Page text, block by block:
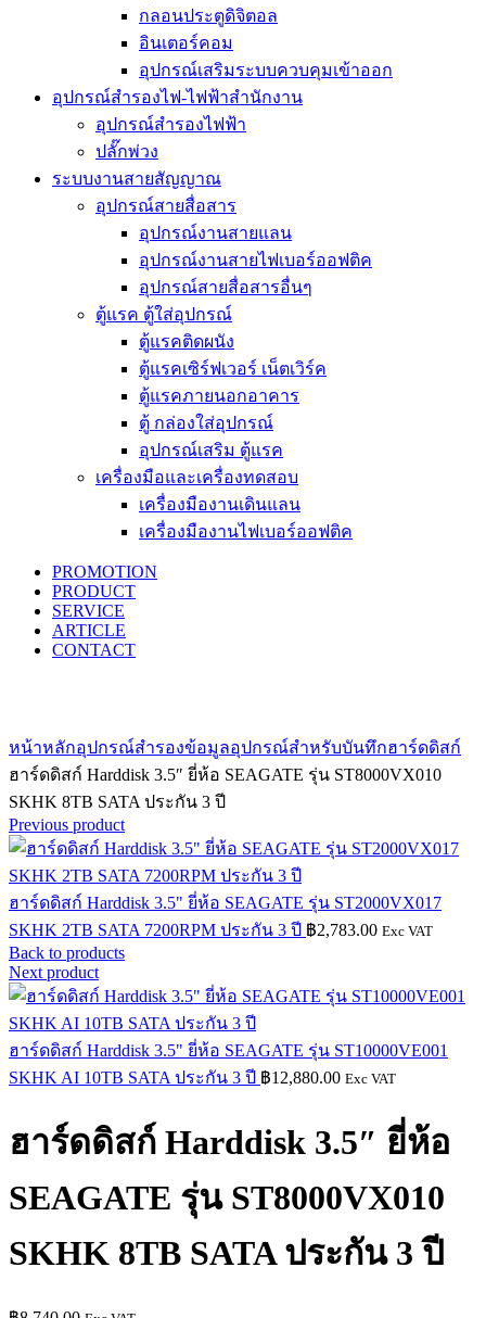
กลอนประตูดิจิตอล
อินเตอร์คอม
อุปกรณ์เสริมระบบควบคุมเข้าออก
อุปกรณ์สำรองไฟ-ไฟฟ้าสำนักงาน
อุปกรณ์สำรองไฟฟ้า
ปลั๊กพ่วง
ระบบงานสายสัญญาณ
อุปกรณ์สายสื่อสาร
อุปกรณ์งานสายแลน
อุปกรณ์งานสายไฟเบอร์ออฟติค
อุปกรณ์สายสื่อสารอื่นๆ
ตู้แรค ตู้ใส่อุปกรณ์
ตู้แรคติดผนัง
ตู้แรคเซิร์ฟเวอร์ เน็ตเวิร์ค
ตู้แรคภายนอกอาคาร
ตู้ กล่องใส่อุปกรณ์
อุปกรณ์เสริม ตู้แรค
เครื่องมือและเครื่องทดสอบ
เครื่องมืองานเดินแลน
เครื่องมืองานไฟเบอร์ออฟติค
PROMOTION
PRODUCT
SERVICE
ARTICLE
CONTACT
หน้าหลักอุปกรณ์สำรองข้อมูลอุปกรณ์สำหรับบันทึกฮาร์ดดิสก์
ฮาร์ดดิสก์ Harddisk 3.5″ ยี่ห้อ SEAGATE รุ่น ST8000VX010
SKHK 8TB SATA ประกัน 3 ปี
Previous product
ฮาร์ดดิสก์ Harddisk 3.5" ยี่ห้อ SEAGATE รุ่น ST2000VX017
SKHK 2TB SATA 7200RPM ประกัน 3 ปี ฿2,783.00 Exc VAT
Back to products
Next product
ฮาร์ดดิสก์ Harddisk 3.5" ยี่ห้อ SEAGATE รุ่น ST10000VE001
SKHK AI 10TB SATA ประกัน 3 ปี ฿12,880.00 Exc VAT
ฮาร์ดดิสก์ Harddisk 3.5″ ยี่ห้อ
SEAGATE รุ่น ST8000VX010
SKHK 8TB SATA ประกัน 3 ปี